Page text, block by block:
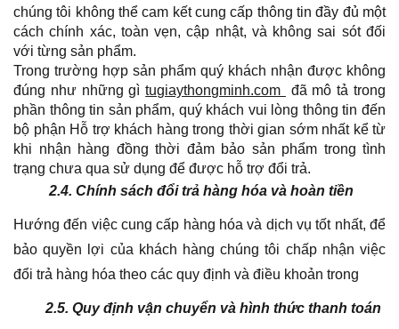
chúng tôi không thể cam kết cung cấp thông tin đầy đủ một
cách chính xác, toàn vẹn, cập nhật, và không sai sót đối
với từng sản phẩm.
Trong trường hợp sản phẩm quý khách nhận được không
đúng như những gìtugiaythongminh.com
đã mô tả trong
phần thông tin sản phẩm, quý khách vui lòng thông tin đến
bộ phận Hỗ trợ khách hàng trong thời gian sớm nhất kể từ
khi nhận hàng đồng thời đảm bảo sản phẩm trong tình
trạng chưa qua sử dụng để được hỗ trợ đổi trả.
2.4. Chính sách đổi trả hàng hóa và hoàn tiền
Hướng đến việc cung cấp hàng hóa và dịch vụ tốt nhất, để
bảo quyền lợi của khách hàng chúng tôi chấp nhận việc
đổi trả hàng hóa theo các quy định và điều khoản trong
2.5. Quy định vận chuyển và hình thức thanh toán